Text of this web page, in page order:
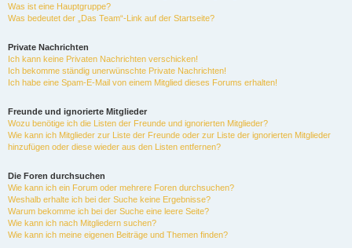
Was ist eine Hauptgruppe?
Was bedeutet der „Das Team“-Link auf der Startseite?
Private Nachrichten
Ich kann keine Privaten Nachrichten verschicken!
Ich bekomme ständig unerwünschte Private Nachrichten!
Ich habe eine Spam-E-Mail von einem Mitglied dieses Forums erhalten!
Freunde und ignorierte Mitglieder
Wozu benötige ich die Listen der Freunde und ignorierten Mitglieder?
Wie kann ich Mitglieder zur Liste der Freunde oder zur Liste der ignorierten Mitglieder
hinzufügen oder diese wieder aus den Listen entfernen?
Die Foren durchsuchen
Wie kann ich ein Forum oder mehrere Foren durchsuchen?
Weshalb erhalte ich bei der Suche keine Ergebnisse?
Warum bekomme ich bei der Suche eine leere Seite?
Wie kann ich nach Mitgliedern suchen?
Wie kann ich meine eigenen Beiträge und Themen finden?